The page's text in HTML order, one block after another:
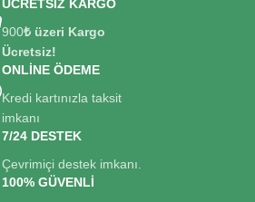
ÜCRETSİZ KARGO
900₺ üzeri Kargo
Ücretsiz!
ONLİNE ÖDEME
Kredi kartınızla taksit
imkanı
7/24 DESTEK
Çevrimiçi destek imkanı.
100% GÜVENLİ